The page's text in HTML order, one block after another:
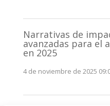
Narrativas de
avanzadas para el
en 2025
4 de noviembre de 2025